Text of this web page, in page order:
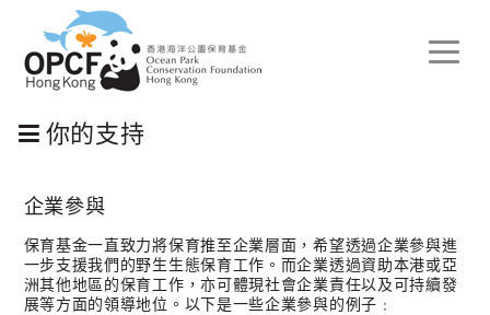
Toggle
你的支持
企業參與
保育基金一直致力將保育推至企業層面，希望透過企業參與進
一步支援我們的野生生態保育工作。而企業透過資助本港或亞
洲其他地區的保育工作，亦可體現社會企業責任以及可持續發
展等方面的領導地位。以下是一些企業參與的例子﹕